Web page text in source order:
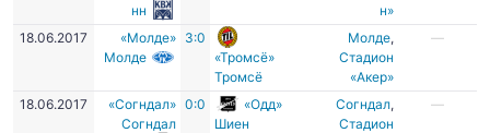
нн
н»
18.06.2017
«Молде»
Молде
3:0
«Тромсё»
Тромсё
Молде,
Стадион
«Акер»
—
18.06.2017
«Согндал»
Согндал
0:0
«Одд»
Шиен
Согндал,
Стадион
—